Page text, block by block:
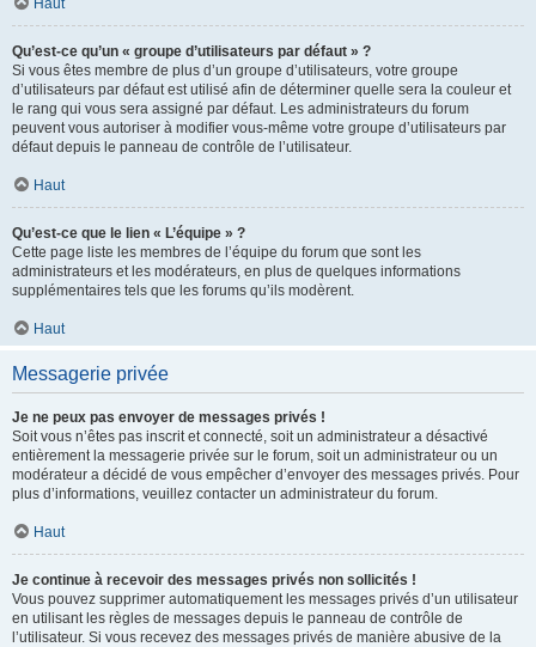
Haut
Qu’est-ce qu’un « groupe d’utilisateurs par défaut » ?
Si vous êtes membre de plus d’un groupe d’utilisateurs, votre groupe
d’utilisateurs par défaut est utilisé afin de déterminer quelle sera la couleur et
le rang qui vous sera assigné par défaut. Les administrateurs du forum
peuvent vous autoriser à modifier vous-même votre groupe d’utilisateurs par
défaut depuis le panneau de contrôle de l’utilisateur.
Haut
Qu’est-ce que le lien « L’équipe » ?
Cette page liste les membres de l’équipe du forum que sont les
administrateurs et les modérateurs, en plus de quelques informations
supplémentaires tels que les forums qu’ils modèrent.
Haut
Messagerie privée
Je ne peux pas envoyer de messages privés !
Soit vous n’êtes pas inscrit et connecté, soit un administrateur a désactivé
entièrement la messagerie privée sur le forum, soit un administrateur ou un
modérateur a décidé de vous empêcher d’envoyer des messages privés. Pour
plus d’informations, veuillez contacter un administrateur du forum.
Haut
Je continue à recevoir des messages privés non sollicités !
Vous pouvez supprimer automatiquement les messages privés d’un utilisateur
en utilisant les règles de messages depuis le panneau de contrôle de
l’utilisateur. Si vous recevez des messages privés de manière abusive de la